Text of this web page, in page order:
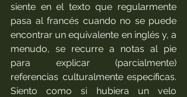
siente en el texto que regularmente
pasa al francés cuando no se puede
encontrar un equivalente en inglés y, a
menudo, se recurre a notas al pie
para explicar (parcialmente)
referencias culturalmente específicas.
Siento como si hubiera un velo